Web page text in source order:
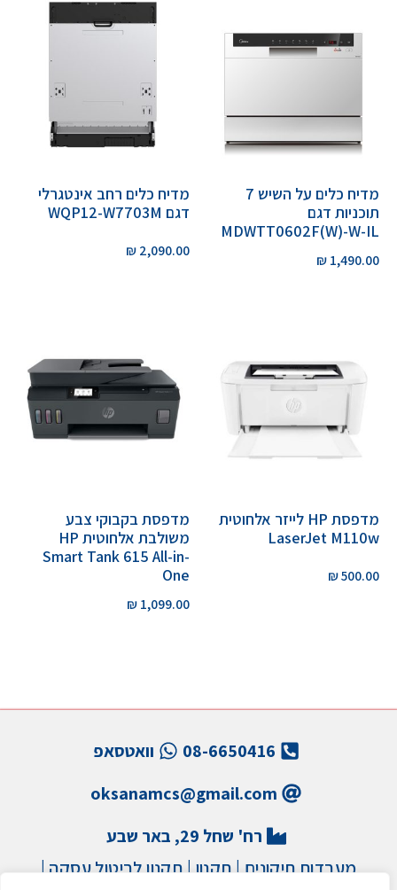
מדיח כלים על השיש 7
תוכניות דגם
MDWTT0602F(W)-W-IL
1,490.00
₪
מדיח כלים רחב אינטגרלי
דגם WQP12-W7703M
2,090.00
₪
מדפסת HP לייזר אלחוטית
LaserJet M110w
500.00
₪
מדפסת בקבוקי צבע
משולבת אלחוטית HP
Smart Tank 615 All-in-
One
1,099.00
₪
מעבדות תיקונים|תקנון|תקנון לביטול עסקה|
08-6650416
וואטסאפ
oksanamcs@gmail.com
רח' שחל 29, באר שבע